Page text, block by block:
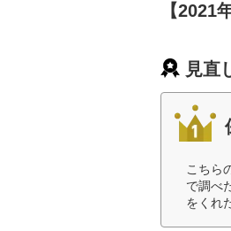
【2021
見直
こちら
で調べ
をくれ